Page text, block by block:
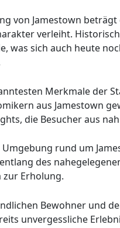
von Jamestown
verleiht.
was sich auch heute
Merkmale der
aus Jamestown
die Besucher aus
rund um
des
Erholung.
Bewohner und
unvergessliche